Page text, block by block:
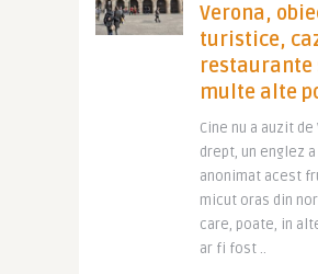
Verona,
turistice,
restaurante
multe alte
Cine nu a auzit de
drept, un englez
anonimat acest
micut oras din
care, poate, in
ar fi fost ..